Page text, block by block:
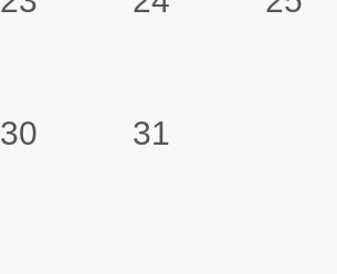
30 31